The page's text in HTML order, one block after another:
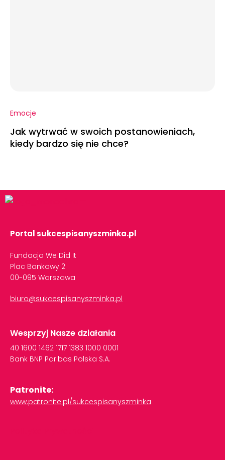
Emocje
Jak wytrwać w swoich postanowieniach,
kiedy bardzo się nie chce?
Portal sukcespisanyszminka.pl
Fundacja We Did It
Plac Bankowy 2
00-095 Warszawa
biuro@sukcespisanyszminka.pl
Wesprzyj Nasze działania
40 1600 1462 1717 1383 1000 0001
Bank BNP Paribas Polska S.A.
Patronite:
www.patronite.pl/sukcespisanyszminka